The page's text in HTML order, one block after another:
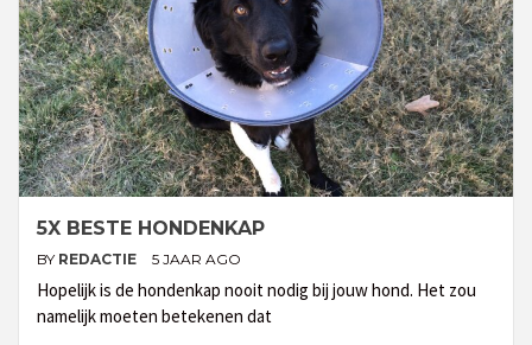
5X BESTE HONDENKAP
BY REDACTIE 5 JAAR AGO
Hopelijk is de hondenkap nooit nodig bij jouw hond. Het zou
namelijk moeten betekenen dat